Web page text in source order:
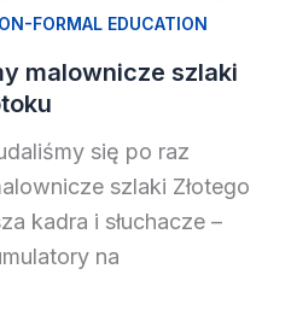
FORMAL EDUCATION
malownicze szlaki
się po raz
szlaki Złotego
kadra i słuchacze –
na